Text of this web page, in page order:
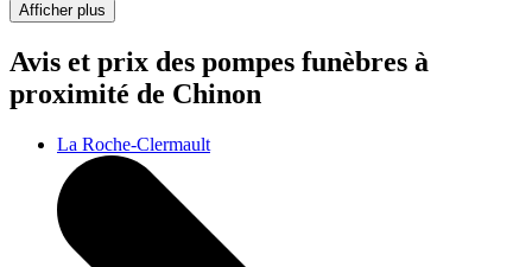
Afficher plus
Avis et prix des pompes funèbres à
proximité de Chinon
La Roche-Clermault